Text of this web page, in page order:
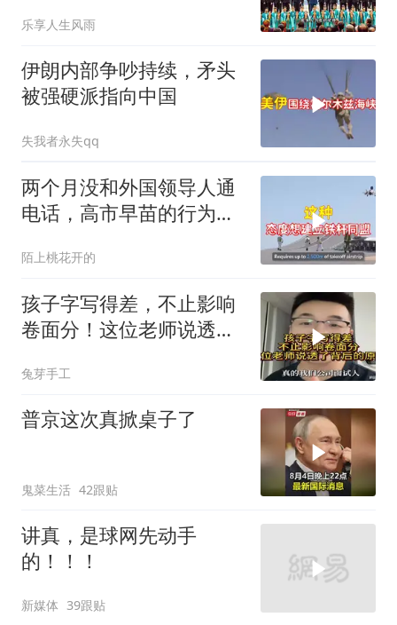
乐享人生风雨
伊朗内部争吵持续，矛头
被强硬派指向中国
失我者永失qq
两个月没和外国领导人通
电话，高市早苗的行为让
陌上桃花开的
孩子字写得差，不止影响
卷面分！这位老师说透了
兔芽手工
普京这次真掀桌子了
鬼菜生活 42跟贴
讲真，是球网先动手
的！！！
新媒体 39跟贴